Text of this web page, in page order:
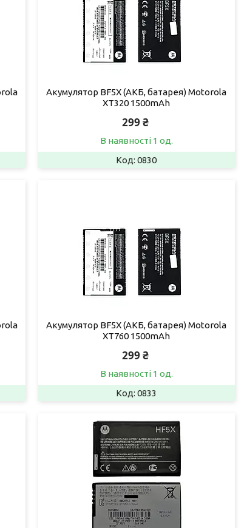
Акумулятор BF5X (АКБ, батарея) Motorola
XT320 1500mAh
299 ₴
В наявності 1 од.
0830
Акумулятор BF5X (АКБ, батарея) Motorola
XT760 1500mAh
299 ₴
В наявності 1 од.
0833